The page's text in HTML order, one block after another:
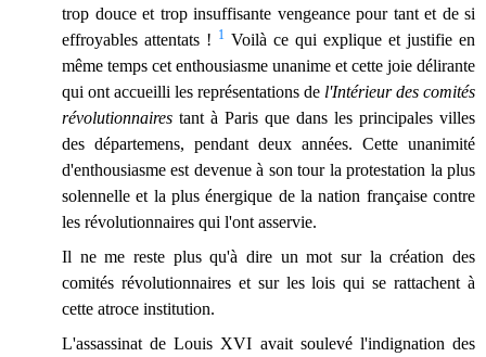
trop douce et trop insuffisante vengeance pour tant et de si
effroyables attentats ! 1 Voilà ce qui explique et justifie en
même temps cet enthousiasme unanime et cette joie délirante
qui ont accueilli les représentations de l'Intérieur des comités
révolutionnaires tant à Paris que dans les principales villes
des départemens, pendant deux années. Cette unanimité
d'enthousiasme est devenue à son tour la protestation la plus
solennelle et la plus énergique de la nation française contre
les révolutionnaires qui l'ont asservie.
Il ne me reste plus qu'à dire un mot sur la création des
comités révolutionnaires et sur les lois qui se rattachent à
cette atroce institution.
L'assassinat de Louis XVI avait soulevé l'indignation des